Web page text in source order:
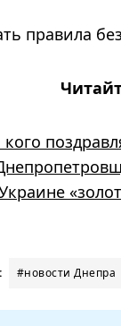
правила
кого
#новости Днепра